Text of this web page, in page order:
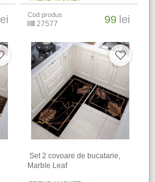
lei Cod produs
27577 99 lei
​ Set 2 covoare de bucatarie,
Marble Leaf